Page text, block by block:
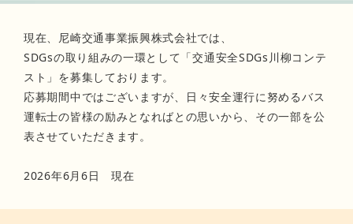
現在、尼崎交通事業振興株式会社では、
SDGsの取り組みの一環として「交通安全SDGs川柳コンテ
スト」を募集しております。
応募期間中ではございますが、
日々安全運行に努めるバス
運転士の皆様の励みとなればとの思いから、その一部を公
表させていただきます。
2026年6月6日 現在